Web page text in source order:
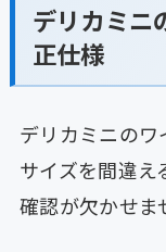
デリカミニ
正仕様
デリカミニのワ
サイズを間違
確認が欠かせま